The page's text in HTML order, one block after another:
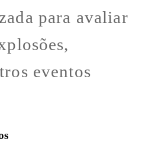
para avaliar
eventos